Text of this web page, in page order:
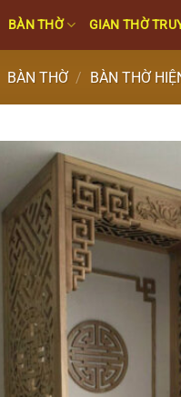
BÀN THỜ GIAN THỜ
BÀN THỜ / BÀN THỜ